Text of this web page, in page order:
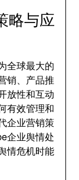
略与应
全球最大的
销、产品推
放性和互动
有效管理和
企业营销策
企业舆情处
情危机时能